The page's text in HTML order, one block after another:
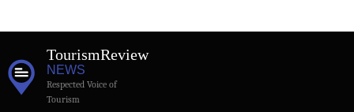
TourismReview
NEWS
Respected Voice of
Tourism